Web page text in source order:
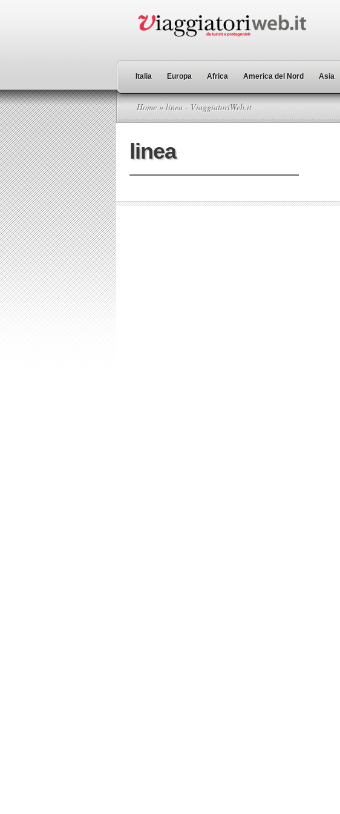
Italia Europa Africa America del Nord Asia
Home » linea - ViaggiatoriWeb.it
linea